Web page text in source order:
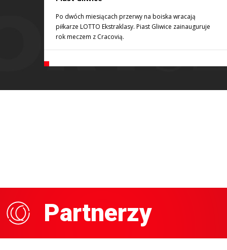
Po dwóch miesiącach przerwy na boiska wracają
piłkarze LOTTO Ekstraklasy. Piast Gliwice zainauguruje
rok meczem z Cracovią.
Partnerzy